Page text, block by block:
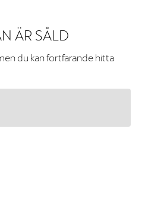
ÄR SÅLD
du kan fortfarande hitta